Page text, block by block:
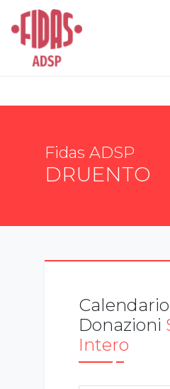
Fidas ADSP
DRUENTO
Calendario
Donazioni
Intero